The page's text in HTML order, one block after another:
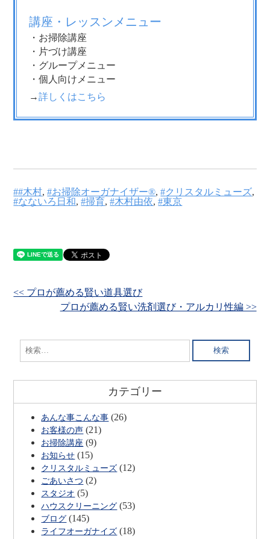
講座・レッスンメニュー
・お掃除講座
・片づけ講座
・グループメニュー
・個人向けメニュー
→詳しくはこちら
#木村, お掃除オーガナイザー®, クリスタルミューズ,
なないろ日和, 掃育, 木村由依, 東京
<< プロが薦める賢い道具選び
プロが薦める賢い洗剤選び・アルカリ性編 >>
検
索:
カテゴリー
あんな事こんな事 (26)
お客様の声 (21)
お掃除講座 (9)
お知らせ (15)
クリスタルミューズ (12)
ごあいさつ (2)
スタジオ (5)
ハウスクリーニング (53)
ブログ (145)
ライフオーガナイズ (18)